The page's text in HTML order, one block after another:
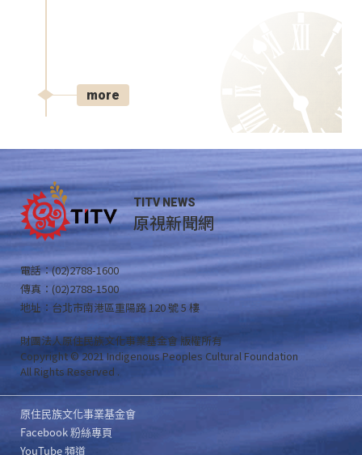
more
TITV NEWS
原視新聞網
電話：(02)2788-1600
傳真：(02)2788-1500
地址：台北市南港區重陽路 120 號 5 樓
財團法人原住民族文化事業基金會 版權所有
Copyright © 2021 Indigenous Peoples Cultural Foundation
All Rights Reserved .
原住民族文化事業基金會
Facebook 粉絲專頁
YouTube 頻道